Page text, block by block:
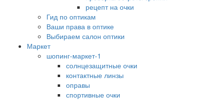
рецепт на очки
Гид по оптикам
Ваши права в оптике
Выбираем салон оптики
Маркет
шопинг-маркет-1
солнцезащитные очки
контактные линзы
оправы
спортивные очки